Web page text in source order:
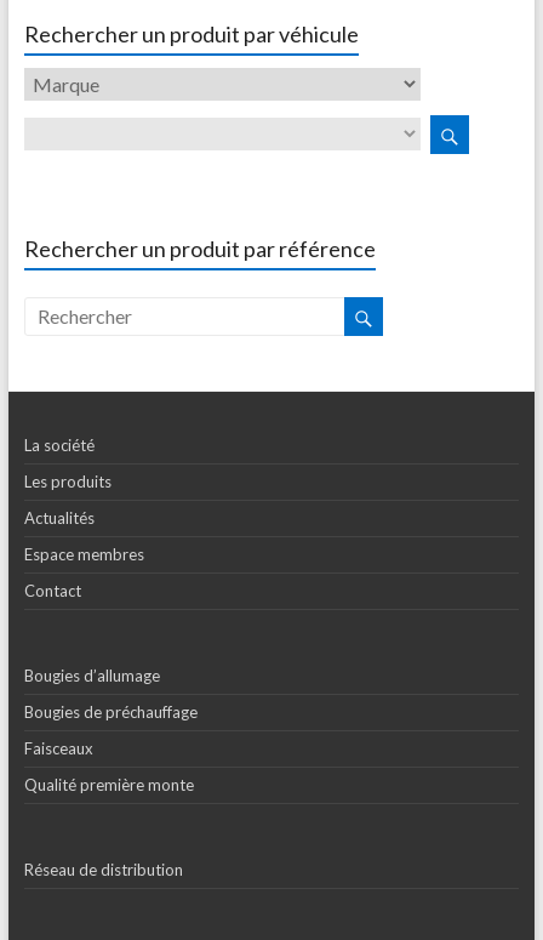
Rechercher un produit par véhicule
Rechercher un produit par référence
La société
Les produits
Actualités
Espace membres
Contact
Bougies d’allumage
Bougies de préchauffage
Faisceaux
Qualité première monte
Réseau de distribution